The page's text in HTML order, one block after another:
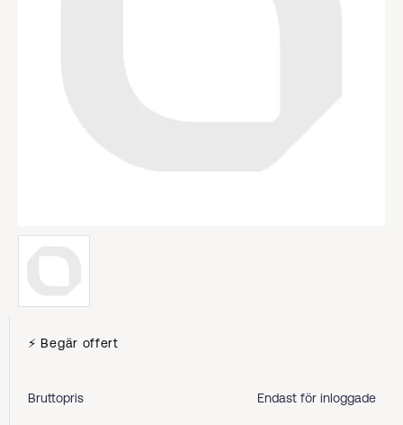
⚡ Begär offert
Bruttopris Endast för inloggade